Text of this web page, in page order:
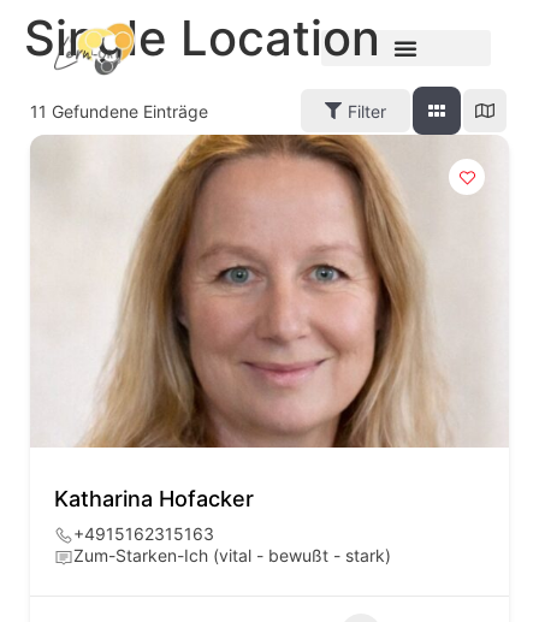
Single Location
11 Gefundene Einträge Filter
Katharina Hofacker
+4915162315163
Zum-Starken-Ich (vital - bewußt - stark)